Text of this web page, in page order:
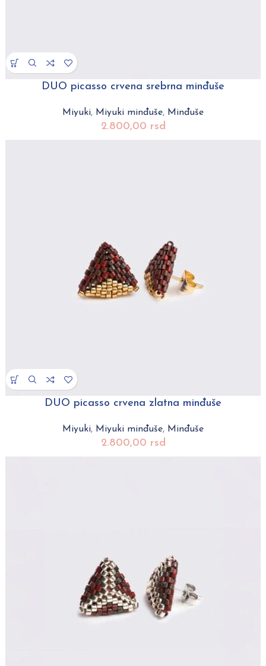
DUO picasso crvena srebrna minđuše
Miyuki, Miyuki minđuše, Minđuše
2.800,00 rsd
DUO picasso crvena zlatna minđuše
Miyuki, Miyuki minđuše, Minđuše
2.800,00 rsd